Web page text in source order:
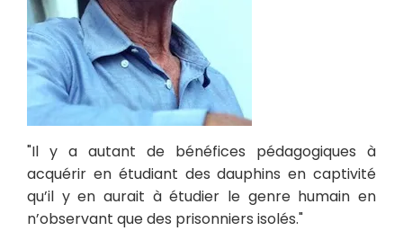
"Il y a autant de bénéfices pédagogiques à
acquérir en étudiant des dauphins en captivité
qu’il y en aurait à étudier le genre humain en
n’observant que des prisonniers isolés."